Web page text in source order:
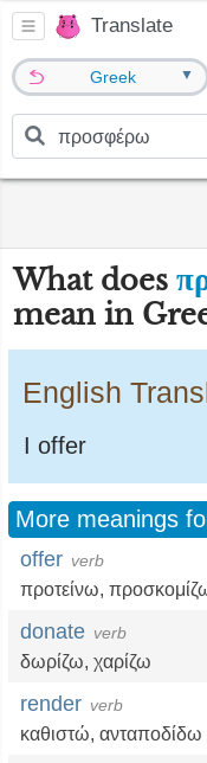
Translate
Greek ▼
What does
mean in
English
I offer
More meanings
offer verb
προτείνω,
donate verb
δωρίζω, χαρίζω
render verb
καθιστώ, ανταποδίδω